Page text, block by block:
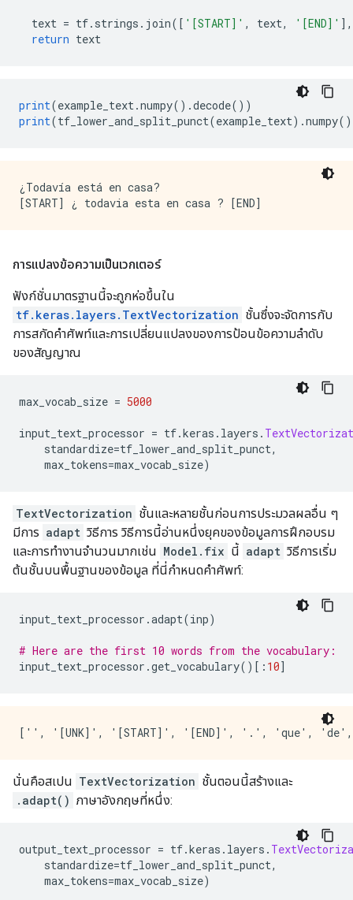
text = tf. strings . join([ '[START]' , text, '[END]' ],
return text
print(example_text .numpy().decode())
print(tf_lower_and_split_punct(example_text).numpy
¿Todavía está en casa?
การแปลงข้อความเป็นเวกเตอร์
ฟังก์ชั่นมาตรฐานนี้จะถูกห่อขึ้นใน
tf.keras.layers.TextVectorization ชั้นซึ่งจะจัดการกับ
การสกัดคำศัพท์และการเปลี่ยนแปลงของการป้อนข้อความลำดับ
ของสัญญาณ
max_vocab_size = 5000
input_text_processor = tf.keras . layers .
standardize=tf_lower_and_split_punct,
max_tokens=max_vocab_size)
TextVectorization ชั้นและหลายชั้นก่อนการประมวลผลอื่น ๆ
มีการ adapt วิธีการ วิธีการนี้อ่านหนึ่งยุคของข้อมูลการฝึกอบรม
และการทำงานจำนวนมากเช่น Model.fix นี้ adapt วิธีการเริ่ม
ต้นชั้นบนพื้นฐานของข้อมูล ที่นี่กำหนดคำศัพท์:
input_text_processor .adapt(inp)
# Here are the first 10 words from the vocabulary:
input_text_processor .get_vocabulary()[: 10]
นั่นคือสเปน TextVectorization ชั้นตอนนี้สร้างและ
.adapt() ภาษาอังกฤษที่หนึ่ง:
output_text_processor = tf.keras . layers .
standardize=tf_lower_and_split_punct,
max_tokens=max_vocab_size)